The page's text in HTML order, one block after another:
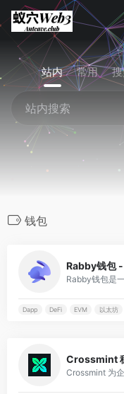
站内 常用
钱包
Rabby钱包
Dapp DeFi EVM 以太坊
Crossmint